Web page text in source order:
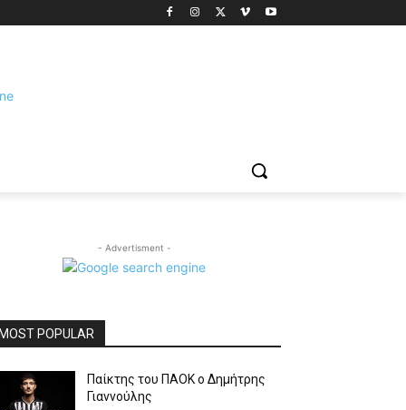
- Advertisment -
POPULAR
Παίκτης του ΠΑΟΚ ο Δημήτρης
Γιαννούλης